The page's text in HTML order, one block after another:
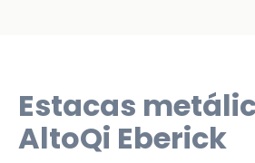
Estacas
AltoQi Eberick